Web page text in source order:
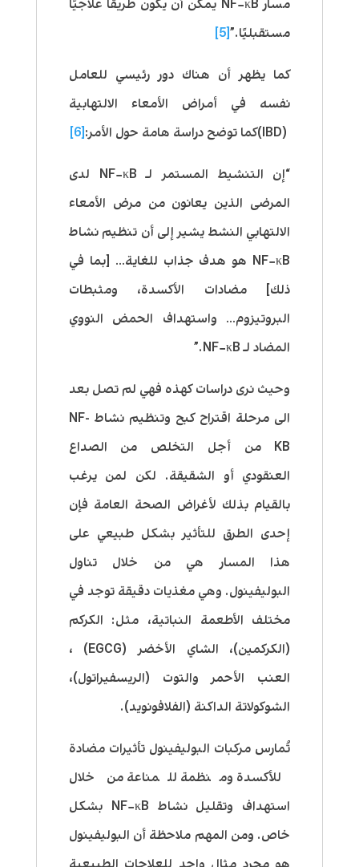
مسار NF−κB يمكن أن يكون طريقًا علاجيًا
مستقبليًا.”[5]
كما يظهر أن هناك دور رئيسي للعامل
نفسه في أمراض الأمعاء الالتهابية
(IBD)كما توضح دراسة هامة حول الأمر:
[6]
“إن التنشيط المستمر لـ NF−κB لدى
المرضى الذين يعانون من مرض الأمعاء
الالتهابي النشط يشير إلى أن تنظيم نشاط
NF−κB هو هدف جذاب للغاية… [بما في
ذلك] مضادات الأكسدة، ومثبطات
البروتيزوم… واستهداف الحمض النووي
المضاد لـ NF−κB.”
وحيث نرى دراسات كهذه فهي لم تصل بعد
الى مرحلة اقتراح كبح وتنظيم نشاط NF-
KB من أجل التخلص من الصداع
العنقودي أو الشقيقة. لكن لمن يرغب
بالقيام بذلك لأغراض الصحة العامة فإن
إحدى الطرق للتأثير بشكل طبيعي على
هذا المسار هي من خلال تناول
البوليفينول. وهي مغذيات دقيقة توجد في
مختلف الأطعمة النباتية، مثل: الكركم
(الكركمين)، الشاي الأخضر (EGCG) ،
العنب الأحمر والتوت (الريسفيراتول)،
الشوكولاتة الداكنة (الفلافونويد).
تُمارس مركبات البوليفينول تأثيرات مضادة
للأكسدة ومنظمة للمناعة من خلال
استهداف وتقليل نشاط NF−κB بشكل
خاص. ومن المهم ملاحظة أن البوليفينول